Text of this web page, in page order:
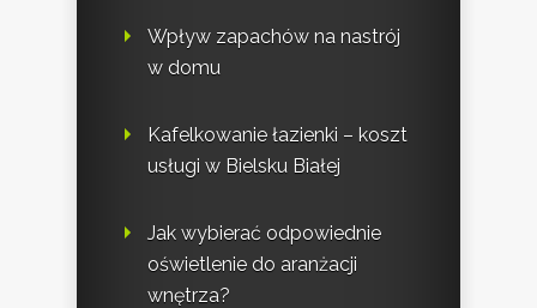
Wpływ zapachów na nastrój
w domu
Kafelkowanie łazienki – koszt
usługi w Bielsku Białej
Jak wybierać odpowiednie
oświetlenie do aranżacji
wnętrza?